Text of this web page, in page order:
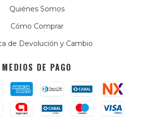
Quiénes Somos
Cómo Comprar
de Devolución y Cambio
MEDIOS DE PAGO